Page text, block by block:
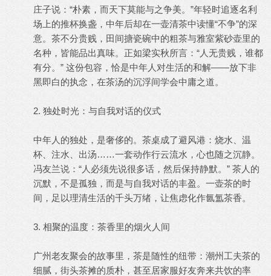
庄子说：“朴素，而天下莫能与之争美。”年轻时追逐名利
场上的推杯换盏，中年后却在一壶清茶中读懂“不争”的深
意。茶不分贵贱，田间搪瓷碗中的粗茶与雅室紫砂壶里的
名种，皆能品出真味。正如梁实秋所言：“人无贵贱，谁都
有分。” 这份包容，恰是中年人对生活的和解——放下非
黑即白的执念，在茶汤的沉浮间学会中庸之道。
2. 独处时光：与自我对话的仪式
中年人的独处，是奢侈的。茶桌成了避风港：烧水、温
杯、注水、出汤……一套动作行云流水，心也随之沉静。
冯友兰说：“人必须先说很多话，然后保持静默。” 茶人的
沉默，不是孤独，而是与自我对话的丰盈。一壶茶的时
间，足以理清生活的千头万绪，让焦虑化作氤氲茶香。
3. 相聚的温度：茶香里的烟火人间
广州老友聚会的故事里，茶是随性的纽带：潮州工夫茶的
细腻，街头茶摊的质朴，甚至居家服好友奔来共饮的率